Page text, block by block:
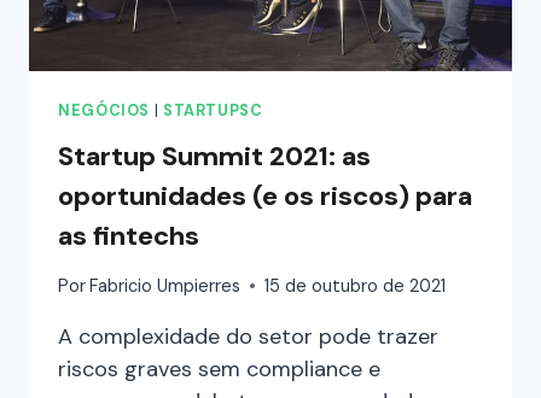
NEGÓCIOS STARTUPSC
Startup Summit 2021: as
oportunidades (e os riscos) para
as fintechs
PorFabricio Umpierres 15 de outubro de 2021
A complexidade do setor pode trazer
riscos graves sem compliance e